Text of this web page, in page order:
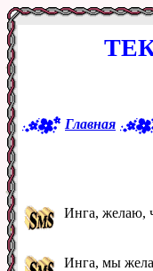
Главная
Инга, желаю,
Инга, мы